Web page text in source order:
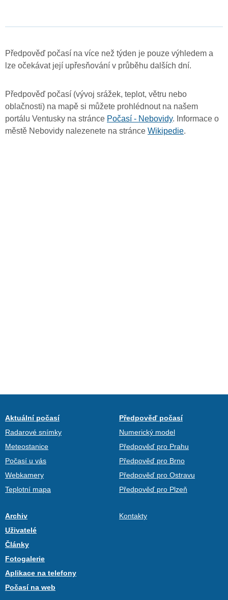
Předpověď počasí na více než týden je pouze výhledem a
lze očekávat její upřesňování v průběhu dalších dní.
Předpověď počasí (vývoj srážek, teplot, větru nebo
oblačnosti) na mapě si můžete prohlédnout na našem
portálu Ventusky na stránce Počasí - Nebovidy. Informace o
městě Nebovidy nalezenete na stránce Wikipedie.
Aktuální počasí
Radarové snímky
Meteostanice
Počasí u vás
Webkamery
Teplotní mapa
Předpověď počasí
Numerický model
Předpověď pro Prahu
Předpověď pro Brno
Předpověď pro Ostravu
Předpověď pro Plzeň
Archiv
Uživatelé
Články
Fotogalerie
Aplikace na telefony
Počasí na web
Kontakty